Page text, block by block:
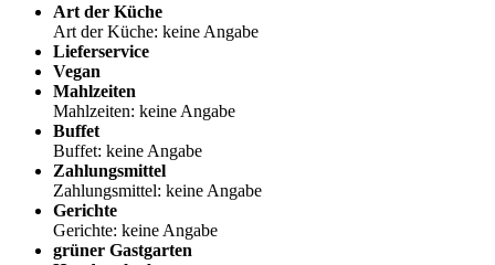
Art der Küche
Art der Küche: keine Angabe
Lieferservice
Vegan
Mahlzeiten
Mahlzeiten: keine Angabe
Buffet
Buffet: keine Angabe
Zahlungsmittel
Zahlungsmittel: keine Angabe
Gerichte
Gerichte: keine Angabe
grüner Gastgarten